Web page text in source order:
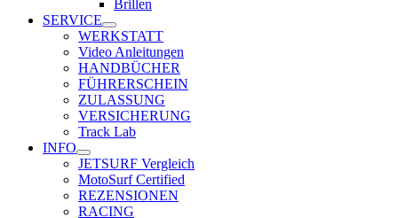
Brillen
SERVICE
WERKSTATT
Video Anleitungen
HANDBÜCHER
FÜHRERSCHEIN
ZULASSUNG
VERSICHERUNG
Track Lab
INFO
JETSURF Vergleich
MotoSurf Certified
REZENSIONEN
RACING